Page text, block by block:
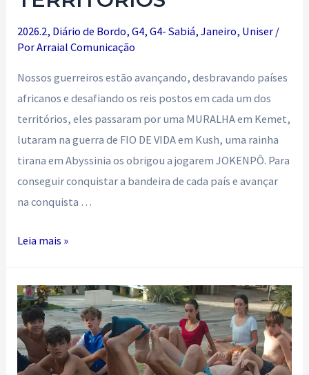
2026.2, Diário de Bordo,G4,G4- Sabiá,Janeiro, Uniser /
PorArraial Comunicação
Nossos guerreiros estão avançando, desbravando países
africanos e desafiando os reis postos em cada um dos
territórios, eles passaram por uma MURALHA em Kemet,
lutaram na guerra de FIO DE VIDA em Kush, uma rainha
tirana em Abyssinia os obrigou a jogarem JOKENPÔ. Para
conseguir conquistar a bandeira de cada país e avançar
na conquista …
DESBRAVANDO
Leia mais »